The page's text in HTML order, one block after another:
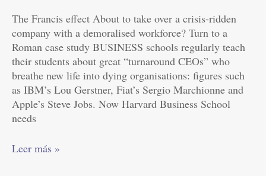
The Francis effect About to take over a crisis-ridden
company with a demoralised workforce? Turn to a
Roman case study BUSINESS schools regularly teach
their students about great “turnaround CEOs” who
breathe new life into dying organisations: figures such
as IBM’s Lou Gerstner, Fiat’s Sergio Marchionne and
Apple’s Steve Jobs. Now Harvard Business School
needs
CEO
Leer más »